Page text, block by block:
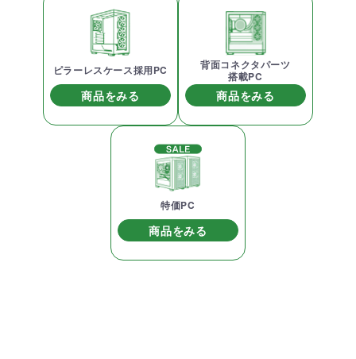
ピラーレスケース採用PC
商品をみる
背面コネクタパーツ
搭載PC
商品をみる
特価PC
商品をみる